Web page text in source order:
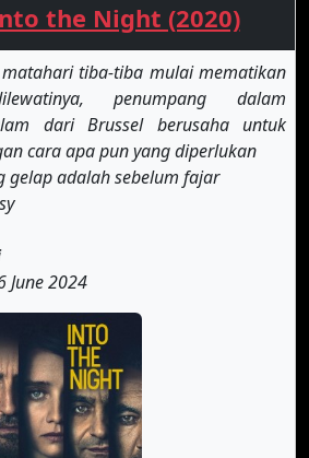
the Night (2020)
tiba-tiba mulai mematikan
penumpang dalam
dari Brussel berusaha untuk
cara apa pun yang diperlukan
gelap adalah sebelum fajar
June 2024